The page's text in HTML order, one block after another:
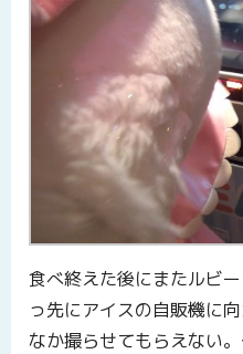
食べ終えた後にまたルビ
っ先にアイスの自販機に
なか撮らせてもらえない